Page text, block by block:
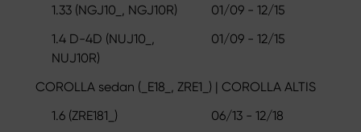
1.33 (NGJ10_, NGJ10R)
01/09 - 12/15
1.4 D-4D (NUJ10_,
NUJ10R)
01/09 - 12/15
COROLLA sedan (_E18_, ZRE1_) | COROLLA ALTIS
1.6 (ZRE181_)
06/13 - 12/18